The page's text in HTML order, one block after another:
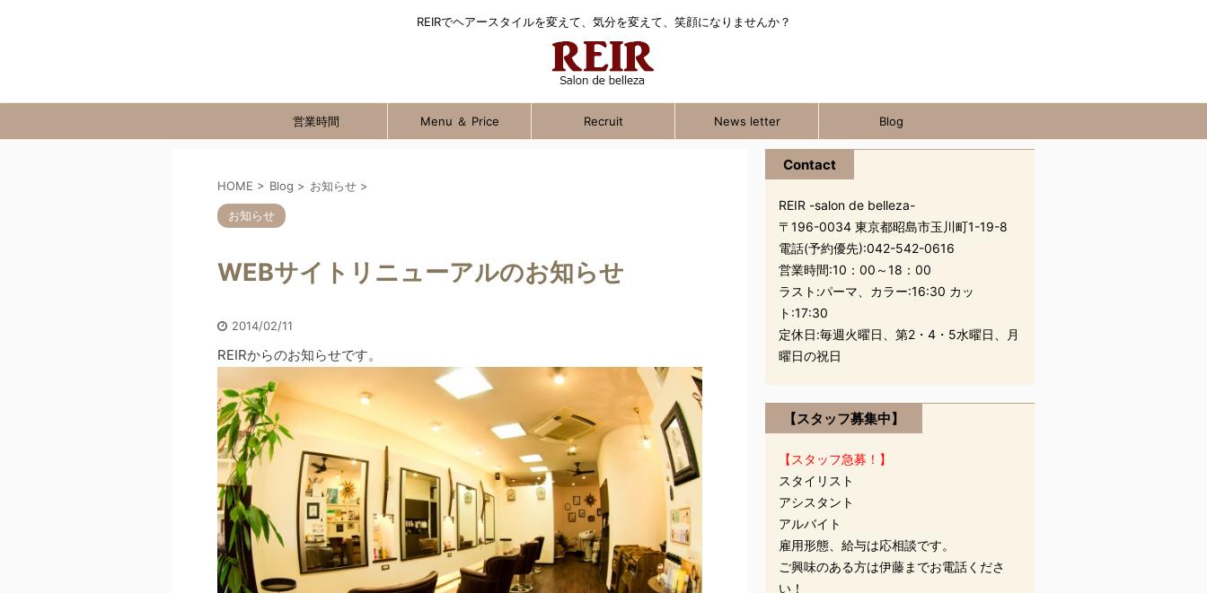
REIRでヘアースタイルを変えて、気分を変えて、笑顔になりませんか？
営業時間 Menu ＆ Price Recruit News letter Blog
HOME > Blog > お知らせ >
お知らせ
WEBサイトリニューアルのお知らせ
2014/02/11
REIRからのお知らせです。
Contact
REIR -salon de belleza-
〒196-0034 東京都昭島市玉川町1-19-8
電話(予約優先):042-542-0616
営業時間:10：00～18：00
ラスト:パーマ、カラー:16:30 カッ
ト:17:30
定休日:毎週火曜日、第2・4・5水曜日、月
曜日の祝日
【スタッフ募集中】
【スタッフ急募！】
スタイリスト
アシスタント
アルバイト
雇用形態、給与は応相談です。
ご興味のある方は伊藤までお電話くださ
い！